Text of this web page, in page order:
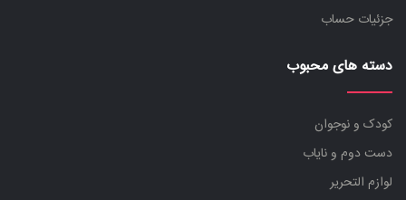
جزئیات حساب
دسته های محبوب
کودک و نوجوان
دست دوم و نایاب
لوازم التحریر